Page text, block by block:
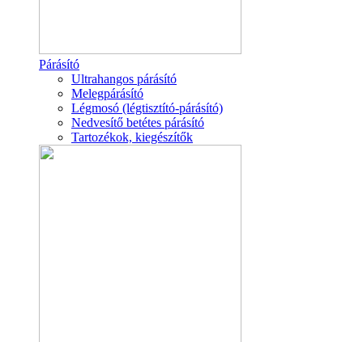
Párásító
Ultrahangos párásító
Melegpárásító
Légmosó (légtisztító-párásító)
Nedvesítő betétes párásító
Tartozékok, kiegészítők